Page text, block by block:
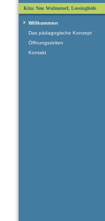
Kita: Neu Wulmstorf, Lessinghöfe
Willkommen
Das pädagogische Konzept
Öffnungszeiten
Kontakt